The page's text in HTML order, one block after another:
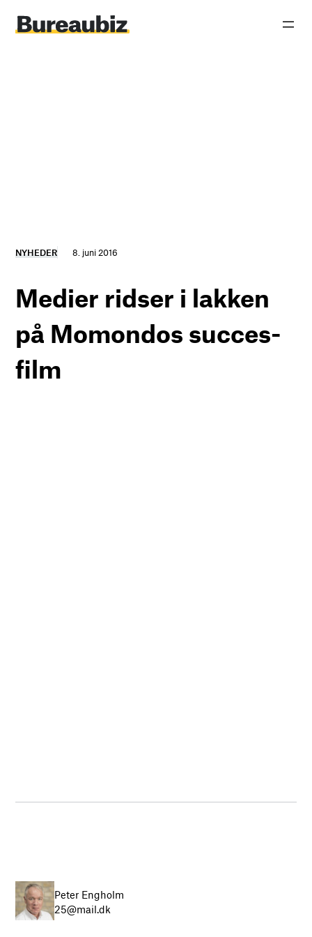
indhold
NYHEDER 8. juni 2016
Medier ridser i lakken
på Momondos succes-
film
Peter Engholm
25@mail.dk